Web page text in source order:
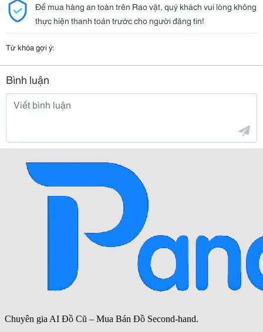
Để mua hàng an toàn trên Rao vặt, quý khách vui lòng không
thực hiện thanh toán trước cho người đăng tin!
Từ khóa gợi ý:
Bình luận